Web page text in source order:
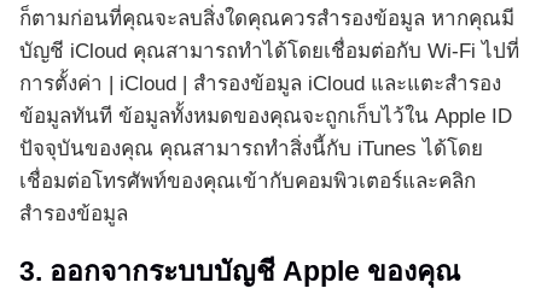
ก็ตามก่อนที่คุณจะลบสิ่งใดคุณควรสำรองข้อมูล หากคุณมี
บัญชี iCloud คุณสามารถทำได้โดยเชื่อมต่อกับ Wi-Fi ไปที่
การตั้งค่า | iCloud | สำรองข้อมูล iCloud และแตะสำรอง
ข้อมูลทันที ข้อมูลทั้งหมดของคุณจะถูกเก็บไว้ใน Apple ID
ปัจจุบันของคุณ คุณสามารถทำสิ่งนี้กับ iTunes ได้โดย
เชื่อมต่อโทรศัพท์ของคุณเข้ากับคอมพิวเตอร์และคลิก
สำรองข้อมูล
3. ออกจากระบบบัญชี Apple ของคุณ